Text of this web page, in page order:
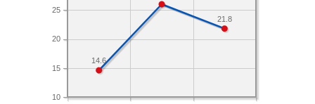
10
15
20
25
21.8
14.6